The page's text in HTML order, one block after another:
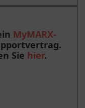
MyMARX-
Sie hier.